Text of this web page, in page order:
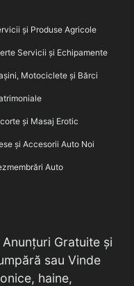
și Produse Agricole
Servicii și Echipamente
Motociclete și Bărci
și Masaj Erotic
și Accesorii Auto Noi
Auto
Gratuite și
sau Vinde
haine,